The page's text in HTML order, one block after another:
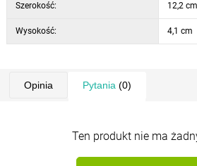
Szerokość: 12,2 cm
Wysokość: 4,1 cm
Opinia Pytania (0)
Ten produkt nie ma